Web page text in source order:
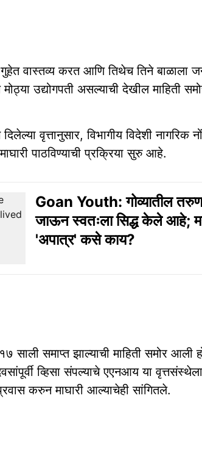
वास्तव्य करत आणि तिथेच तिने बाळाला
उद्योगपती असल्याची देखील माहिती
वृत्तानुसार, विभागीय विदेशी नागरिक
पाठविण्याची प्रक्रिया सुरु आहे.
Goan Youth: गोव्यातील
जाऊन स्वतःला सिद्ध केले आहे;
'अपात्र' कसे काय?
साली समाप्त झाल्याची माहिती समोर आली
व्हिसा संपल्याचे एएनआय या वृत्तसंस्थेला
करुन माघारी आल्याचेही सांगितले.